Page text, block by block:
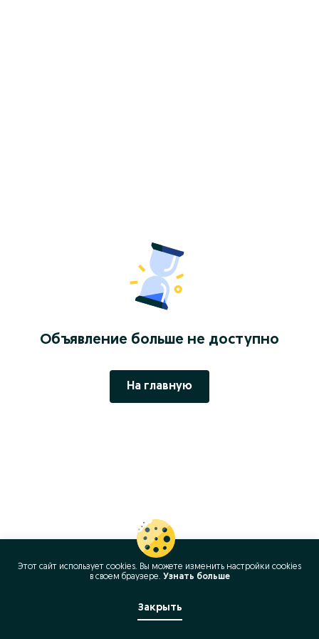
Объявление больше не доступно
На главную
Этот сайт использует cookies. Вы можете изменить настройки cookies
в своeм браузере. Узнать больше
Закрыть